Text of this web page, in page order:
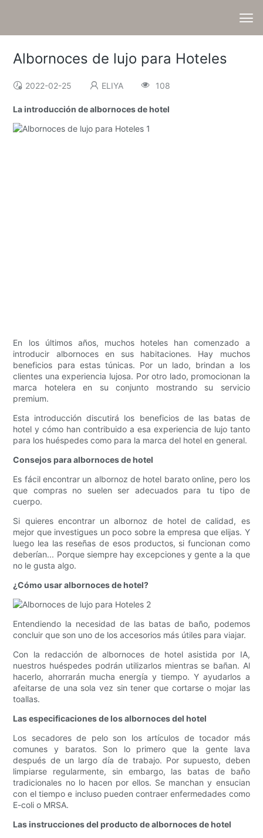
Albornoces de lujo para Hoteles
2022-02-25 ELIYA 108
La introducción de albornoces de hotel
En los últimos años, muchos hoteles han comenzado a
introducir albornoces en sus habitaciones. Hay muchos
beneficios para estas túnicas. Por un lado, brindan a los
clientes una experiencia lujosa. Por otro lado, promocionan la
marca hotelera en su conjunto mostrando su servicio
premium.
Esta introducción discutirá los beneficios de las batas de
hotel y cómo han contribuido a esa experiencia de lujo tanto
para los huéspedes como para la marca del hotel en general.
Consejos para albornoces de hotel
Es fácil encontrar un albornoz de hotel barato online, pero los
que compras no suelen ser adecuados para tu tipo de
cuerpo.
Si quieres encontrar un albornoz de hotel de calidad, es
mejor que investigues un poco sobre la empresa que elijas. Y
luego lea las reseñas de esos productos, si funcionan como
deberían... Porque siempre hay excepciones y gente a la que
no le gusta algo.
¿Cómo usar albornoces de hotel?
Entendiendo la necesidad de las batas de baño, podemos
concluir que son uno de los accesorios más útiles para viajar.
Con la redacción de albornoces de hotel asistida por IA,
nuestros huéspedes podrán utilizarlos mientras se bañan. Al
hacerlo, ahorrarán mucha energía y tiempo. Y ayudarlos a
afeitarse de una sola vez sin tener que cortarse o mojar las
toallas.
Las especificaciones de los albornoces del hotel
Los secadores de pelo son los artículos de tocador más
comunes y baratos. Son lo primero que la gente lava
después de un largo día de trabajo. Por supuesto, deben
limpiarse regularmente, sin embargo, las batas de baño
tradicionales no lo hacen por ellos. Se manchan y ensucian
con el tiempo e incluso pueden contraer enfermedades como
E-coli o MRSA.
Las instrucciones del producto de albornoces de hotel